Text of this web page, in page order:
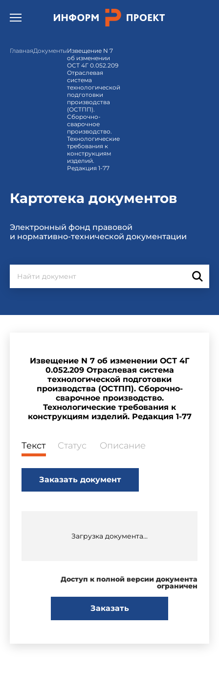
Открыть бургер меню.
ГлавнаяДокументыИзвещение N 7
об изменении
ОСТ 4Г 0.052.209
Отраслевая
система
технологической
подготовки
производства
(ОСТПП).
Сборочно-
сварочное
производство.
Технологические
требования к
конструкциям
изделий.
Редакция 1-77
Картотека документов
Электронный фонд правовой
и нормативно-технической документации
Извещение N 7 об изменении ОСТ 4Г
0.052.209 Отраслевая система
технологической подготовки
производства (ОСТПП). Сборочно-
сварочное производство.
Технологические требования к
конструкциям изделий. Редакция 1-77
Текст Статус Описание
Заказать документ
Загрузка документа...
Доступ к полной версии документа
ограничен
Заказать